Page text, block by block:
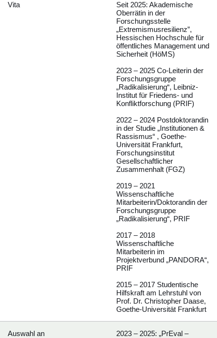
Vita
Seit 2025: Akademische
Oberrätin in der
Forschungsstelle
„Extremismusresilienz”,
Hessischen Hochschule für
öffentliches Management und
Sicherheit (HöMS)
2023 – 2025 Co-Leiterin der
Forschungsgruppe
„Radikalisierung“, Leibniz-
Institut für Friedens- und
Konfliktforschung (PRIF)
2022 – 2024 Postdoktorandin
in der Studie „Institutionen &
Rassismus“ , Goethe-
Universität Frankfurt,
Forschungsinstitut
Gesellschaftlicher
Zusammenhalt (FGZ)
2019 – 2021
Wissenschaftliche
Mitarbeiterin/Doktorandin der
Forschungsgruppe
„Radikalisierung“, PRIF
2017 – 2018
Wissenschaftliche
Mitarbeiterin im
Projektverbund „PANDORA“,
PRIF
2015 – 2017 Studentische
Hilfskraft am Lehrstuhl von
Prof. Dr. Christopher Daase,
Goethe-Universität Frankfurt
Auswahl an
2023 – 2025: „PrEval –